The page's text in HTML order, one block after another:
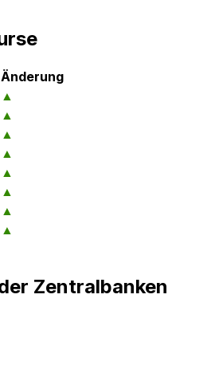
Änderung
▲
▲
▲
▲
▲
▲
▲
▲
Zentralbanken